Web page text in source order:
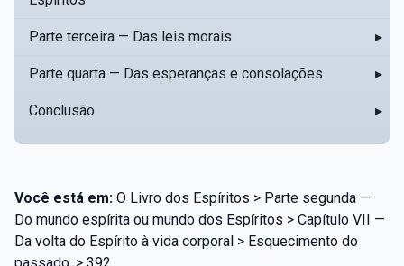
Parte terceira — Das leis morais ▸
Parte quarta — Das esperanças e consolações ▸
Conclusão ▸
Você está em: O Livro dos Espíritos > Parte segunda —
Do mundo espírita ou mundo dos Espíritos > Capítulo VII —
Da volta do Espírito à vida corporal > Esquecimento do